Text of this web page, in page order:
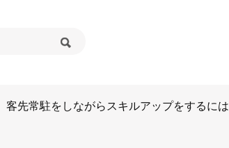
客先常駐をしながらスキルアップをするには